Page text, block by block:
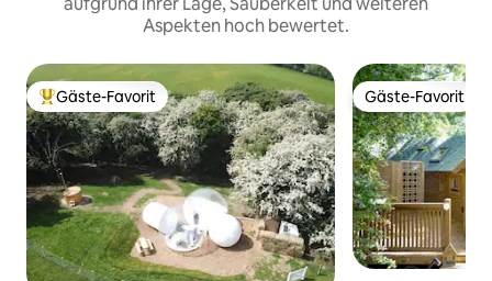
Aspekten hoch bewertet.
Beliebter Gäste-Favorit.
Gäste-Favorit Gäste-Favorit
Gäste-Favorit